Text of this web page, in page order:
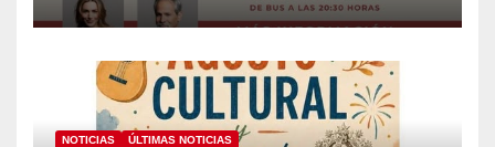
NOTICIAS ÚLTIMAS NOTICIAS